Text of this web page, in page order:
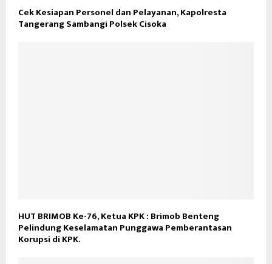
Cek Kesiapan Personel dan Pelayanan, Kapolresta
Tangerang Sambangi Polsek Cisoka
HUT BRIMOB Ke-76, Ketua KPK : Brimob Benteng
Pelindung Keselamatan Punggawa Pemberantasan
Korupsi di KPK.